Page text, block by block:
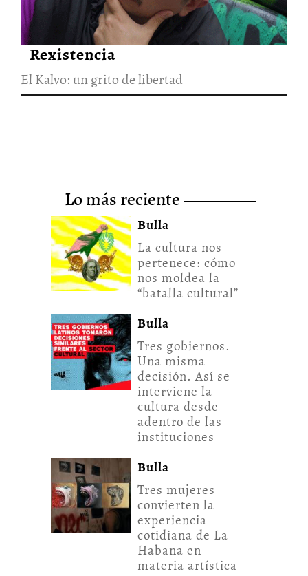
Rexistencia
El Kalvo: un grito de libertad
lo más reciente
Bulla
La cultura nos
pertenece: cómo
nos moldea la
“batalla cultural”
Bulla
Tres gobiernos.
Una misma
decisión. Así se
interviene la
cultura desde
adentro de las
instituciones
Bulla
Tres mujeres
convierten la
experiencia
cotidiana de La
Habana en
materia artística